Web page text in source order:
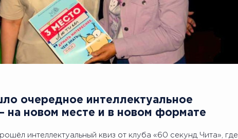
очередное интеллектуальное
на новом месте и в новом формате
интеллектуальный квиз от клуба «60 секунд Чита», где